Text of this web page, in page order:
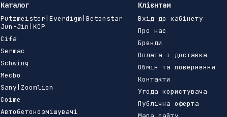
Каталог
Putzmeister|Everdigm|Betonstar
Jun-Jin|KCP
Cifa
Sermac
Schwing
Mecbo
Sany|Zoomlion
Coime
Автобетонозмішувачі
Клієнтам
Вхід до кабінету
Про нас
Бренди
Оплата і доставка
Обмін та повернення
Контакти
Угода користувача
Публічна оферта